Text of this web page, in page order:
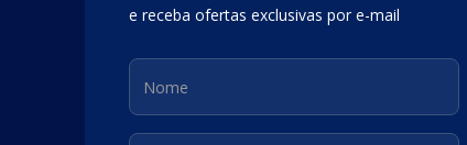
e receba ofertas exclusivas por e-mail